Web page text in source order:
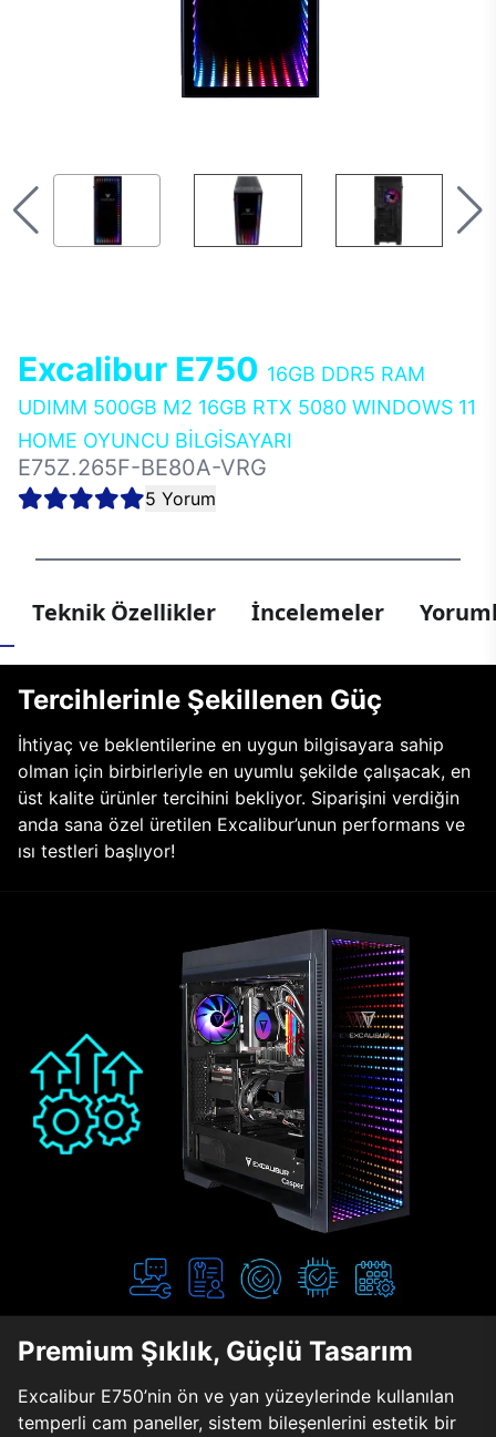
Excalibur E750 16GB DDR5 RAM
UDIMM 500GB M2 16GB RTX 5080 WINDOWS 11
HOME OYUNCU BİLGİSAYARI
E75Z.265F-BE80A-VRG
5 Yorum
Teknik Özellikler İncelemeler
Tercihlerinle Şekillenen Güç
İhtiyaç ve beklentilerine en uygun bilgisayara sahip
olman için birbirleriyle en uyumlu şekilde çalışacak, en
üst kalite ürünler tercihini bekliyor. Siparişini verdiğin
anda sana özel üretilen Excalibur’unun performans ve
ısı testleri başlıyor!
Premium Şıklık, Güçlü Tasarım
Excalibur E750’nin ön ve yan yüzeylerinde kullanılan
temperli cam paneller, sistem bileşenlerini estetik bir